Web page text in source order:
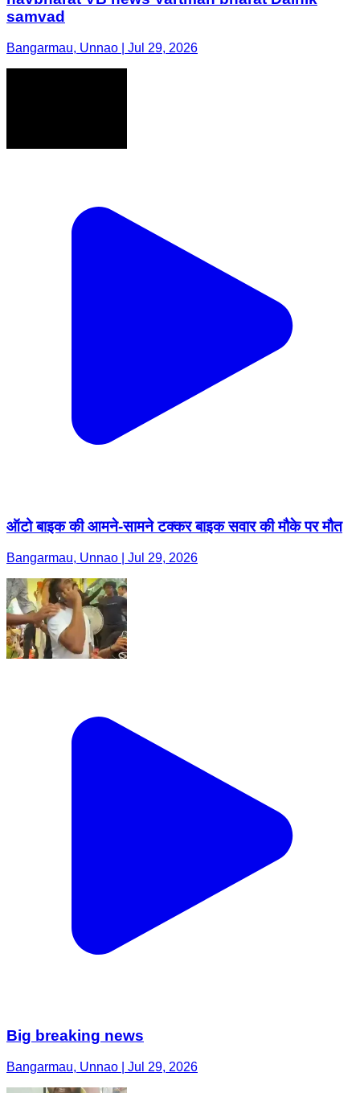
samvad
Bangarmau, Unnao | Jul 29, 2026
ऑटो बाइक की आमने-सामने टक्कर बाइक सवार की मौके पर मौत
Bangarmau, Unnao | Jul 29, 2026
Big breaking news
Bangarmau, Unnao | Jul 29, 2026